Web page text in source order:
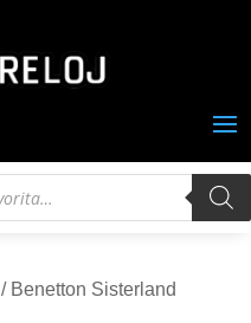
/ Benetton Sisterland